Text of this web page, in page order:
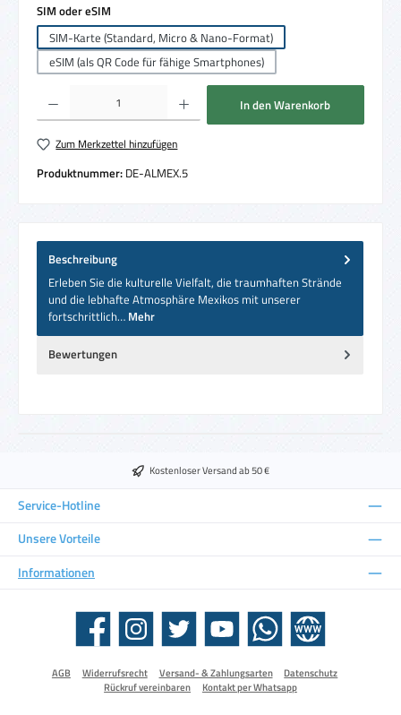
SIM oder eSIM
SIM-Karte (Standard, Micro & Nano-Format)
eSIM (als QR Code für fähige Smartphones)
Produkt Anzahl: Gib den gewünschten Wert ein oder benutze die Schaltflächen um
In den Warenkorb
Zum Merkzettel hinzufügen
Produktnummer: DE-ALMEX.5
Beschreibung
Erleben Sie die kulturelle Vielfalt, die traumhaften Strände
und die lebhafte Atmosphäre Mexikos mit unserer
fortschrittlich… Mehr
Bewertungen
Kostenloser Versand ab 50 €
Service-Hotline
Unsere Vorteile
Informationen
Facebook Instagram Twitter YouTube WhatsApp Website
AGB Widerrufsrecht Versand- & Zahlungsarten
Datenschutz
Rückruf vereinbaren
Kontakt per Whatsapp